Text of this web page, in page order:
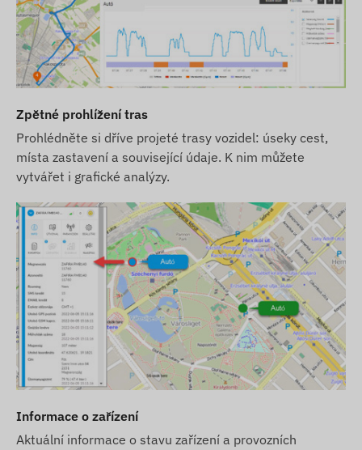
Zařízení je kompatibilní s GSM sítěmi v
následujících regionech:
4G: Evropa, Asie, Afrika
Možnosti nákupu
Toto zařízení není prodáváno samostatně bez
Zařízení dodáváme připravené k provozu a
postaráme se o jeho nepřetržitý provoz – v
tomto ohledu nebudete mít žádné povinnosti.
Pokud chcete využívat naši SMS upozorňovací
službu, zakupte si také SMS kreditní kartu v našem
e-shopu.
Další informace
zakázáno jej rozebírat, protože by to mohlo
poškodit zařízení a zrušit záruku.
Zpětné prohlížení tras
Prohlédněte si dříve projeté trasy vozidel: úseky cest,
místa zastavení a související údaje. K nim můžete
vytvářet i grafické analýzy.
Informace o zařízení
Aktuální informace o stavu zařízení a provozních